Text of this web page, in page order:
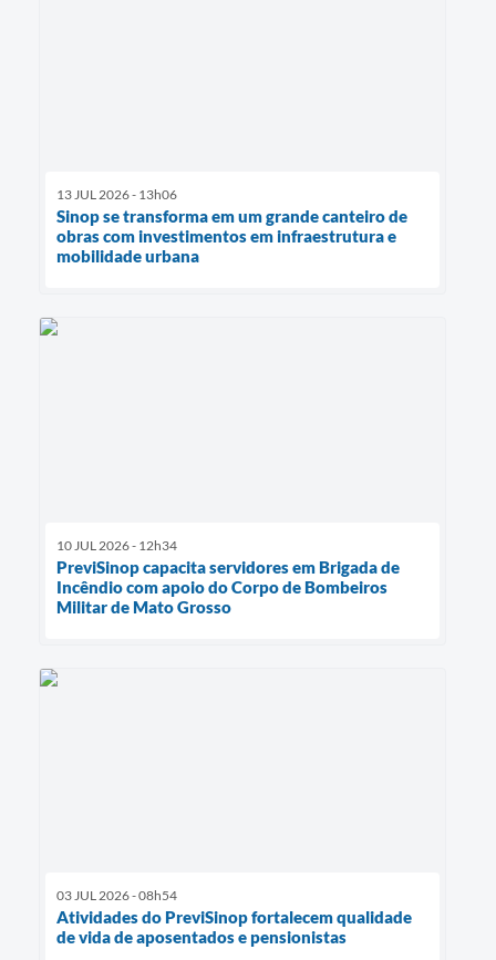
13 JUL 2026 - 13h06
Sinop se transforma em um grande canteiro de
obras com investimentos em infraestrutura e
mobilidade urbana
10 JUL 2026 - 12h34
PreviSinop capacita servidores em Brigada de
Incêndio com apoio do Corpo de Bombeiros
Militar de Mato Grosso
03 JUL 2026 - 08h54
Atividades do PreviSinop fortalecem qualidade
de vida de aposentados e pensionistas